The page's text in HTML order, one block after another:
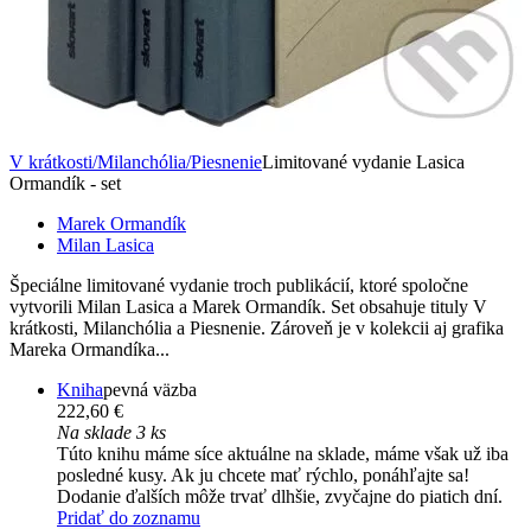
V krátkosti/Milanchólia/PiesnenieLimitované vydanie Lasica
Ormandík - set
Marek Ormandík
Milan Lasica
Špeciálne limitované vydanie troch publikácií, ktoré spoločne
vytvorili Milan Lasica a Marek Ormandík. Set obsahuje tituly V
krátkosti, Milanchólia a Piesnenie. Zároveň je v kolekcii aj grafika
Mareka Ormandíka...
Knihapevná väzba
222,60 €
Na sklade 3 ks
Túto knihu máme síce aktuálne na sklade, máme však už iba
posledné kusy. Ak ju chcete mať rýchlo, ponáhľajte sa!
Dodanie ďalších môže trvať dlhšie, zvyčajne do piatich dní.
Pridať do zoznamu